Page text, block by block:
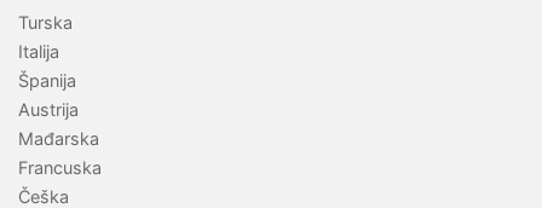
Turska
Italija
Španija
Austrija
Mađarska
Francuska
Češka